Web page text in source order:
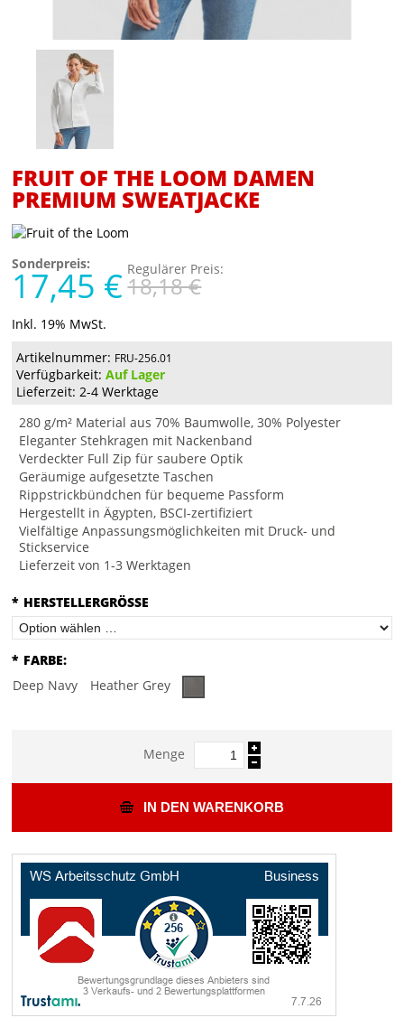
FRUIT OF THE LOOM DAMEN
PREMIUM SWEATJACKE
Sonderpreis:
17,45 € Regulärer Preis:
18,18 €
Inkl. 19% MwSt.
Artikelnummer: FRU-256.01
Verfügbarkeit:Auf Lager
Lieferzeit: 2-4 Werktage
280 g/m² Material aus 70% Baumwolle, 30% Polyester
Eleganter Stehkragen mit Nackenband
Verdeckter Full Zip für saubere Optik
Geräumige aufgesetzte Taschen
Rippstrickbündchen für bequeme Passform
Hergestellt in Ägypten, BSCI-zertifiziert
Vielfältige Anpassungsmöglichkeiten mit Druck- und
Stickservice
Lieferzeit von 1-3 Werktagen
* HERSTELLERGRÖSSE
* FARBE:
Deep Navy
Heather Grey
Menge
IN DEN WARENKORB